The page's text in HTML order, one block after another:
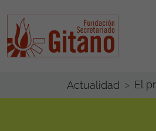
Actualidad El